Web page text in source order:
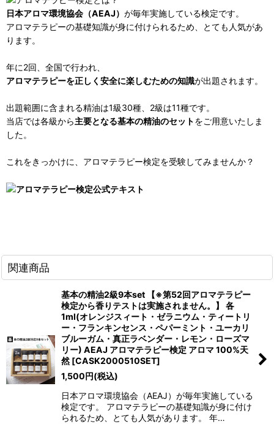
日本アロマ環境協会（AEAJ） が毎年実施している検定です。
アロマテラピーの基礎知識が身に付けられるため、とても人気があ
ります。
年に2回、全国で行われ、
アロマテラピーを正しく安全に楽しむための知識が出題されます。
出題範囲に含まれる精油は1級30種、2級は11種です。
当店では各級から主要となる基本の精油のセットをご用意いたしま
した。
これをきっかけに、アロマテラピー検定を受験してみませんか？
関連商品
基本の精油2級9本set 【※第52回アロマテラピー
検定から香りテストは実施されません。】 各
1ml(オレンジスィート・ゼラニウム・ティートリ
ー・フランキンセンス・ペパーミント・ユーカリ
ブルーガム・真正ラベンダー・レモン・ローズマ
リー) AEAJ アロマテラピー検定 アロマ 100%天
然 [CASK2000510SET]
1,500円(税込)
日本アロマ環境協会（AEAJ）が毎年実施している
検定です。 アロマテラピーの基礎知識が身に付け
られるため、とても人気があります。 年…